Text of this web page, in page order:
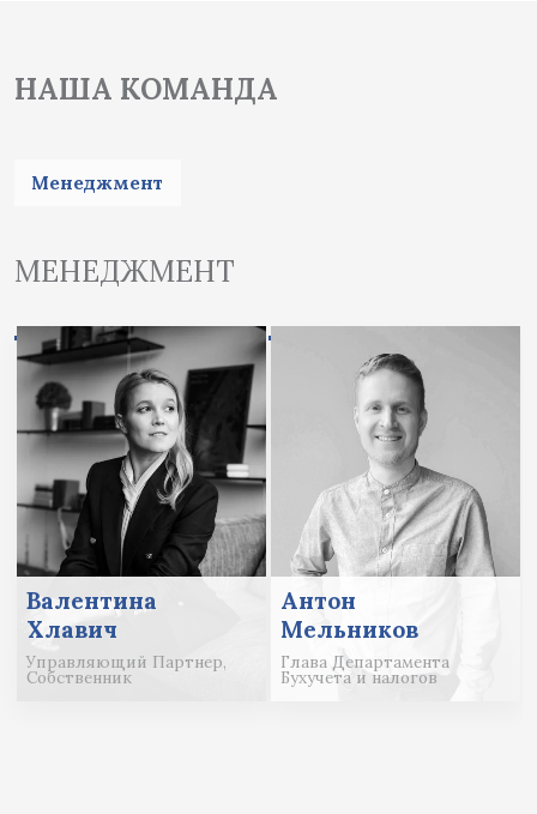
НАША КОМАНДА
Менеджмент
МЕНЕДЖМЕНТ
Валентина
Хлавич
Управляющий Партнер,
Собственник
Антон
Мельников
Глава Департамента
Бухучета и налогов